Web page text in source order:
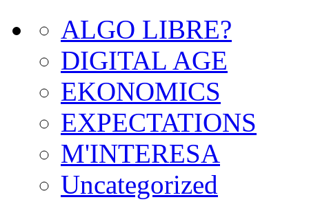
ALGO LIBRE?
DIGITAL AGE
EKONOMICS
EXPECTATIONS
M'INTERESA
Uncategorized